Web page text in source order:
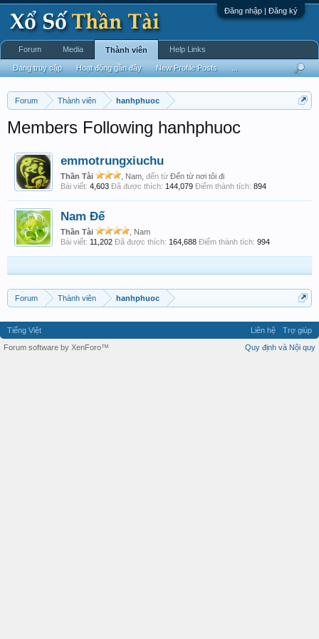
Đăng nhập | Đăng ký
Forum Thành viên hanhphuoc
Members Following hanhphuoc
emmotrungxiuchu
Thần Tài , Nam, đến từ Đến từ nơi tôi đi
Bài viết: 4,603 Đã được thích: 144,079 Điểm thành tích: 894
Nam Đế
Thần Tài
, Nam
Bài viết: 11,202 Đã được thích: 164,688 Điểm thành tích: 994
Forum Thành viên hanhphuoc
Forum Media Thành viên
Đang truy cập Hoạt động gần đây New Profile Posts
Help Links
Tiếng Việt Liên hệ
Trợ giúp
Quy định và Nội quy
Forum software by XenForo™